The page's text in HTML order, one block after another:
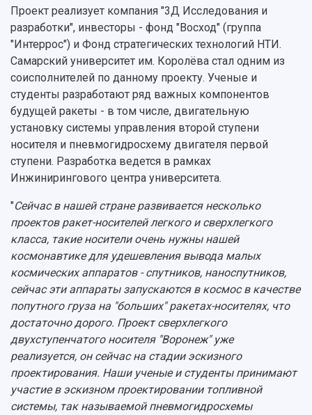
Фирменный стиль
Устойчивое развитие
Кампус
3D-тур по университету
Музеи
Учебный аэродром
Центр истории авиационных двигателей
Ботанический сад
Умный дом бабочек
Международный межвузовский кампус
Сведения об образовательной организации
Официальные документы
Видеолекции
Противодействие COVID-19
Отчеты о научно-исследовательской
деятельности
Журналы Самарского университета
Научные конференции
Патенты
Публикации и издания
Отчеты о проведенных конференциях
Проект реализует компания "3Д Исследования и
разработки", инвесторы - фонд "Восход" (группа
"Интеррос") и Фонд стратегических технологий НТИ.
Самарский университет им. Королёва стал одним из
соисполнителей по данному проекту. Ученые и
студенты разработают ряд важных компонентов
будущей ракеты - в том числе, двигательную
установку системы управления второй ступени
носителя и пневмогидросхему двигателя первой
ступени. Разработка ведется в рамках
Инжинирингового центра университета.
"Сейчас в нашей стране развивается несколько
проектов ракет-носителей легкого и сверхлегкого
класса, такие носители очень нужны нашей
космонавтике для удешевления вывода малых
космических аппаратов - спутников, наноспутников,
сейчас эти аппараты запускаются в космос в качестве
попутного груза на "больших" ракетах-носителях, что
достаточно дорого. Проект сверхлегкого
двухступенчатого носителя "Воронеж" уже
реализуется, он сейчас на стадии эскизного
проектирования. Наши ученые и студенты принимают
участие в эскизном проектировании топливной
системы, так называемой пневмогидросхемы